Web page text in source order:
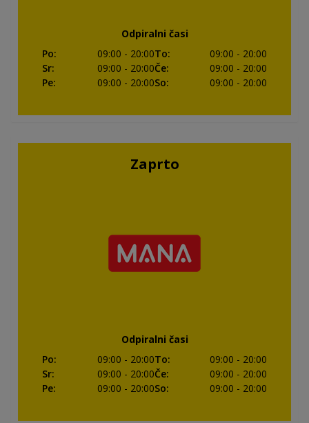
Odpiralni časi
Po: 09:00 - 20:00To: 09:00 - 20:00
Sr: 09:00 - 20:00Če: 09:00 - 20:00
Pe: 09:00 - 20:00So: 09:00 - 20:00
Zaprto
Odpiralni časi
Po: 09:00 - 20:00To: 09:00 - 20:00
Sr: 09:00 - 20:00Če: 09:00 - 20:00
Pe: 09:00 - 20:00So: 09:00 - 20:00